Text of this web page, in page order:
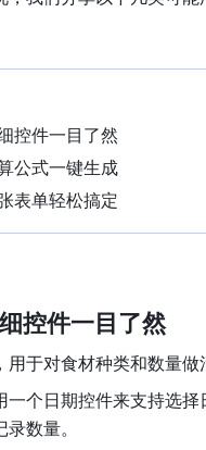
控件一目了然
公式一键生成
表单轻松搞定
控件一目了然
于对食材种类和数量做
一个日期控件来支持选
数量。